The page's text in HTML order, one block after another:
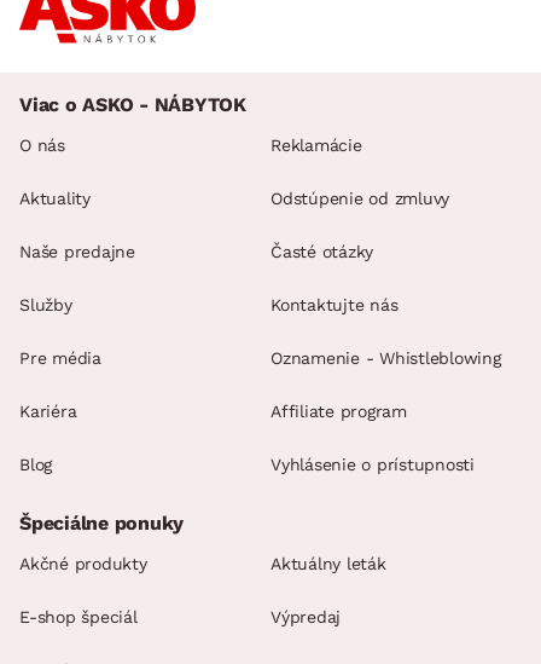
Viac o ASKO - NÁBYTOK
O nás
Aktuality
Naše predajne
Služby
Pre média
Kariéra
Blog
Reklamácie
Odstúpenie od zmluvy
Časté otázky
Kontaktujte nás
Oznamenie - Whistleblowing
Affiliate program
Vyhlásenie o prístupnosti
Špeciálne ponuky
Akčné produkty Aktuálny leták
E-shop špeciál Výpredaj